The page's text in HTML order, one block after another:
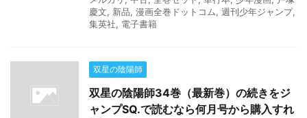
慶文, 新品, 漫画全巻ドットコム, 週刊少年ジャンプ,
集英社, 電子書籍
双星の陰陽師
双星の陰陽師34巻（最新巻）の続きをジ
ャンプSQ.で読むなら何月号から購入すれ